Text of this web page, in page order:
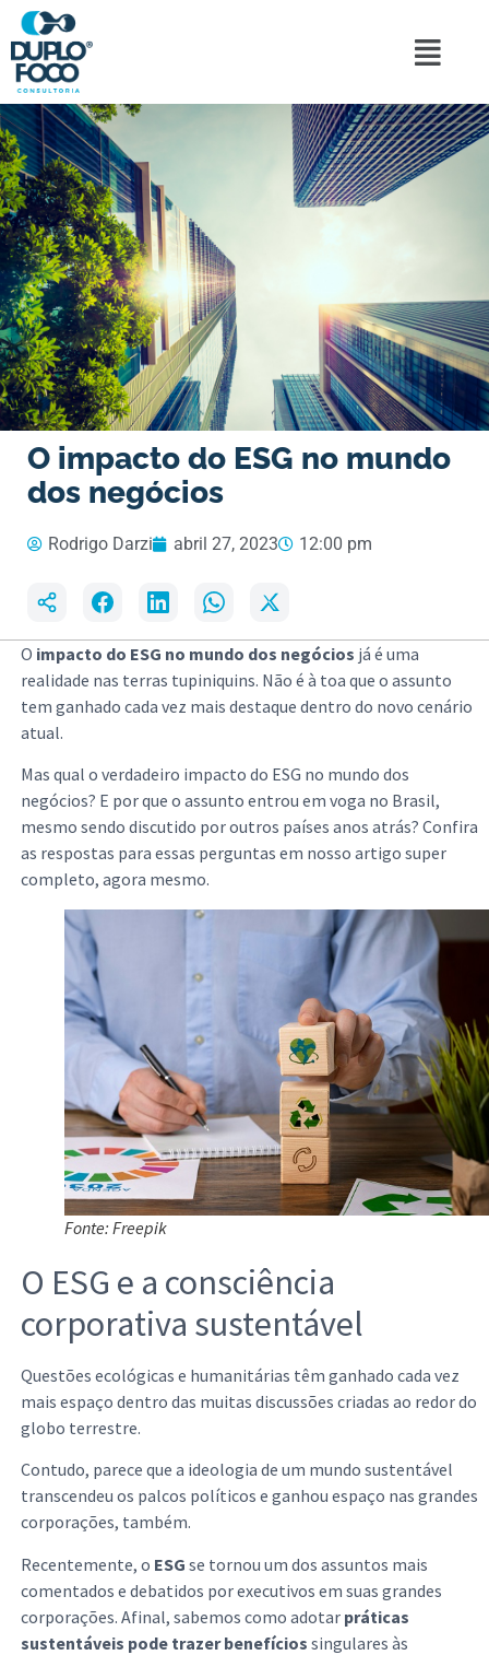
O impacto do ESG no mundo
dos negócios
Rodrigo Darzi abril 27, 2023 12:00 pm
O impacto do ESG no mundo dos negócios já é uma
realidade nas terras tupiniquins. Não é à toa que o assunto
tem ganhado cada vez mais destaque dentro do novo cenário
atual.
Mas qual o verdadeiro impacto do ESG no mundo dos
negócios? E por que o assunto entrou em voga no Brasil,
mesmo sendo discutido por outros países anos atrás? Confira
as respostas para essas perguntas em nosso artigo super
completo, agora mesmo.
Fonte: Freepik
O ESG e a consciência
corporativa sustentável
Questões ecológicas e humanitárias têm ganhado cada vez
mais espaço dentro das muitas discussões criadas ao redor do
globo terrestre.
Contudo, parece que a ideologia de um mundo sustentável
transcendeu os palcos políticos e ganhou espaço nas grandes
corporações, também.
Recentemente, o ESG se tornou um dos assuntos mais
comentados e debatidos por executivos em suas grandes
corporações. Afinal, sabemos como adotar práticas
sustentáveis pode trazer benefícios singulares às